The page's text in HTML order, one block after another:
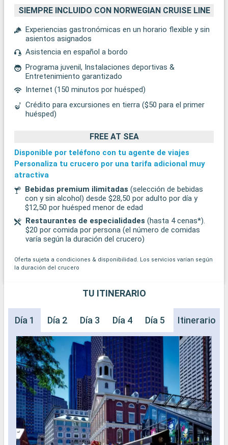
SIEMPRE INCLUIDO CON NORWEGIAN CRUISE LINE
Experiencias gastronómicas en un horario flexible y sin
asientos asignados
Asistencia en español a bordo
Programa juvenil, Instalaciones deportivas &
Entretenimiento garantizado
Internet (150 minutos por huésped)
Crédito para excursiones en tierra ($50 para el primer
huésped)
FREE AT SEA
Disponible por teléfono con tu agente de viajes
Personaliza tu crucero por una tarifa adicional muy
atractiva
Bebidas premium ilimitadas (selección de bebidas
con y sin alcohol) desde $28,50 por adulto por día y
$12,50 por huésped menor de edad
Restaurantes de especialidades (hasta 4 cenas*).
$20 por comida por persona (el número de comidas
varía según la duración del crucero)
Oferta sujeta a condiciones & disponibilidad. Los servicios varían según
la duración del crucero
TU ITINERARIO
Día 1 Día 2 Día 3 Día 4 Día 5 Día 6 Día
Itinerario